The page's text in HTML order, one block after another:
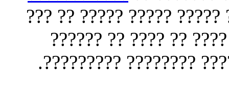
???? ?? ?? ??? ??????
????????? ????? ????
?????? ?? ??????